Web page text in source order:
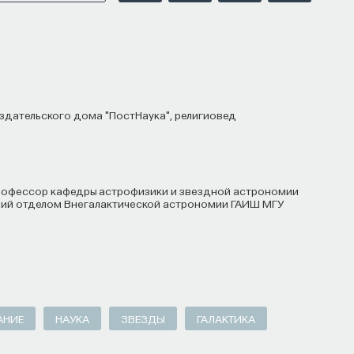
дома "ПостНаука", религиовед
отделом Внегалактической астрономии ГАИШ МГУ
НАУКА ЗВЕЗДЫ ГАЛАКТИКА
забота о том, как человек будет работать
какие именно рабочие места ждут
отдельной идеологией. В зависимости
у него будут совершенно разные
Но здесь возникает и другой, гораздо
университета и кто задает
выбирать, на какое будущее
сначала определить, какое будущее